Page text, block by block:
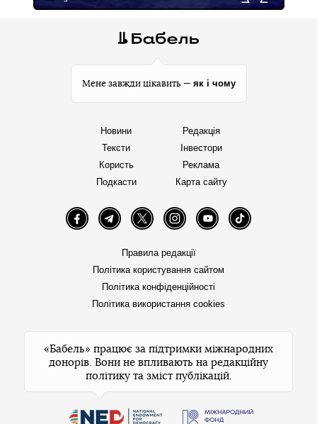
Мене завжди цікавить — як і чому
Новини
Тексти
Користь
Подкасти
Редакція
Інвестори
Реклама
Карта сайту
FacebookTelegramTwitter InstagramYouTube TikTok
Правила редакції
Політика користування сайтом
Політика конфіденційності
Політика використання cookies
«Бабель» працює за підтримки міжнародних
донорів. Вони не впливають на редакційну
політику та зміст публікацій.